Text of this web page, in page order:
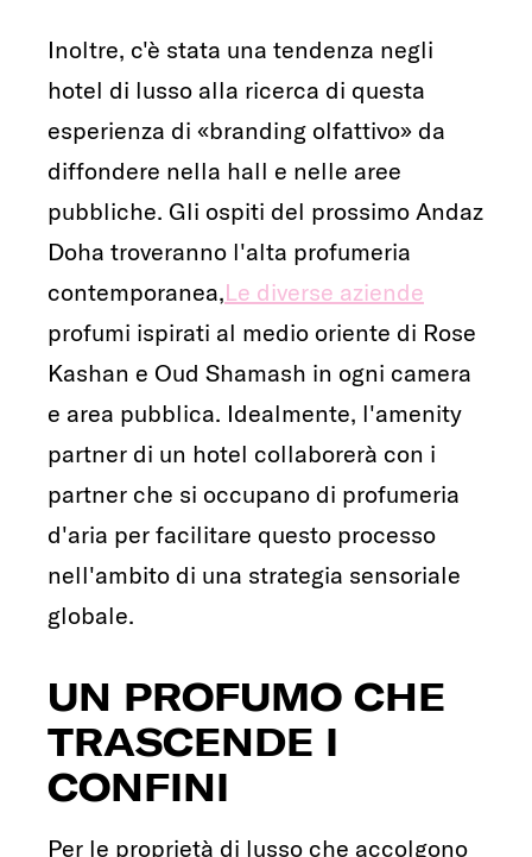
Inoltre, c'è stata una tendenza negli
hotel di lusso alla ricerca di questa
esperienza di «branding olfattivo» da
diffondere nella hall e nelle aree
pubbliche. Gli ospiti del prossimo Andaz
Doha troveranno l'alta profumeria
contemporanea,Le diverse aziende
profumi ispirati al medio oriente di Rose
Kashan e Oud Shamash in ogni camera
e area pubblica. Idealmente, l'amenity
partner di un hotel collaborerà con i
partner che si occupano di profumeria
d'aria per facilitare questo processo
nell'ambito di una strategia sensoriale
globale.
UN PROFUMO CHE
TRASCENDE I
CONFINI
Per le proprietà di lusso che accolgono